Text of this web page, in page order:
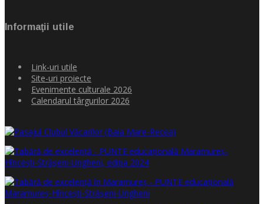
Informaţii utile
Link-uri utile
Site-uri proiecte
Evenimente culturale 2026
Calendarul târgurilor 2026